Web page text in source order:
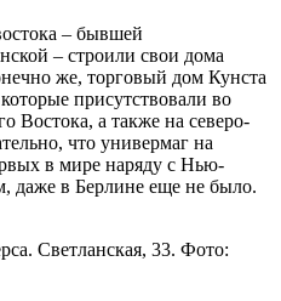
– бывшей
– строили свои дома
же, торговый дом Кунста
присутствовали во
Востока, а также на северо-
что универмаг на
в мире наряду с Нью-
в Берлине еще не было.
Светланская, 33. Фото: